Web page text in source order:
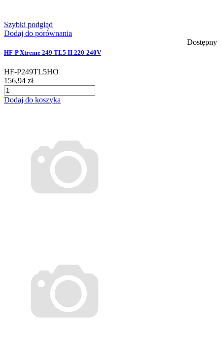
Szybki podgląd
Dodaj do porównania
Dostępny
HF-P Xtreme 249 TL5 II 220-240V
HF-P249TL5HO
156,94 zł
Dodaj do koszyka